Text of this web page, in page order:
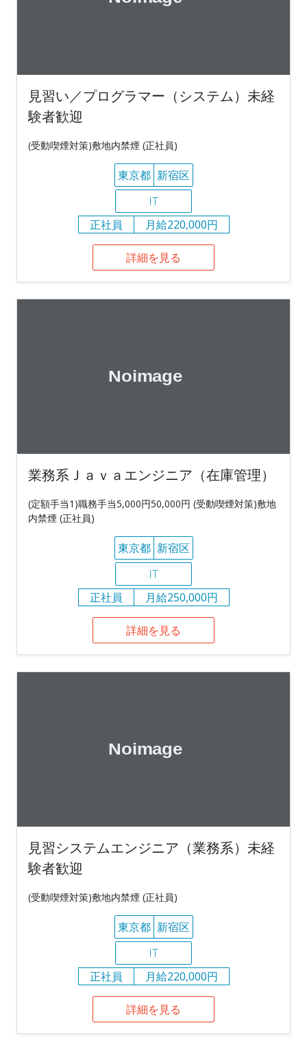
見習い／プログラマー（システム）未経
験者歓迎
(受動喫煙対策)敷地内禁煙 (正社員)
東京都 新宿区
IT
正社員
月給220,000円
詳細を見る
業務系Ｊａｖａエンジニア（在庫管理）
(定額手当1)職務手当5,000円50,000円 (受動喫煙対策)敷地
内禁煙 (正社員)
東京都 新宿区
IT
正社員
月給250,000円
詳細を見る
見習システムエンジニア（業務系）未経
験者歓迎
(受動喫煙対策)敷地内禁煙 (正社員)
東京都 新宿区
IT
正社員
月給220,000円
詳細を見る